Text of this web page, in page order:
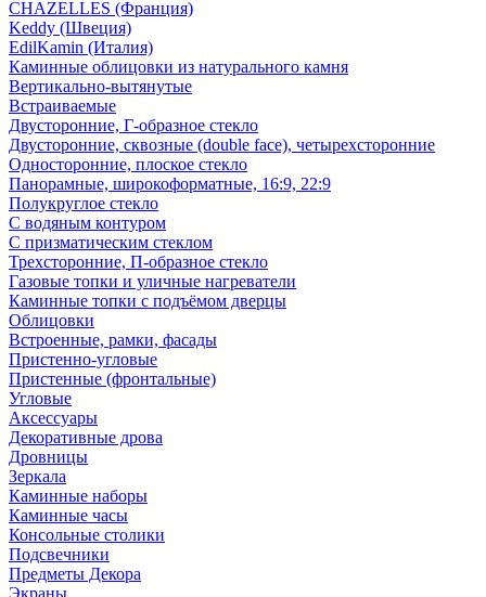
CHAZELLES (Франция)
Keddy (Швеция)
EdilKamin (Италия)
Каминные облицовки из натурального камня
Вертикально-вытянутые
Встраиваемые
Двусторонние, Г-образное стекло
Двусторонние, сквозные (double face), четырехсторонние
Односторонние, плоское стекло
Панорамные, широкоформатные, 16:9, 22:9
Полукруглое стекло
С водяным контуром
С призматическим стеклом
Трехсторонние, П-образное стекло
Газовые топки и уличные нагреватели
Каминные топки с подъёмом дверцы
Облицовки
Встроенные, рамки, фасады
Пристенно-угловые
Пристенные (фронтальные)
Угловые
Аксессуары
Декоративные дрова
Дровницы
Зеркала
Каминные наборы
Каминные часы
Консольные столики
Подсвечники
Предметы Декора
Экраны